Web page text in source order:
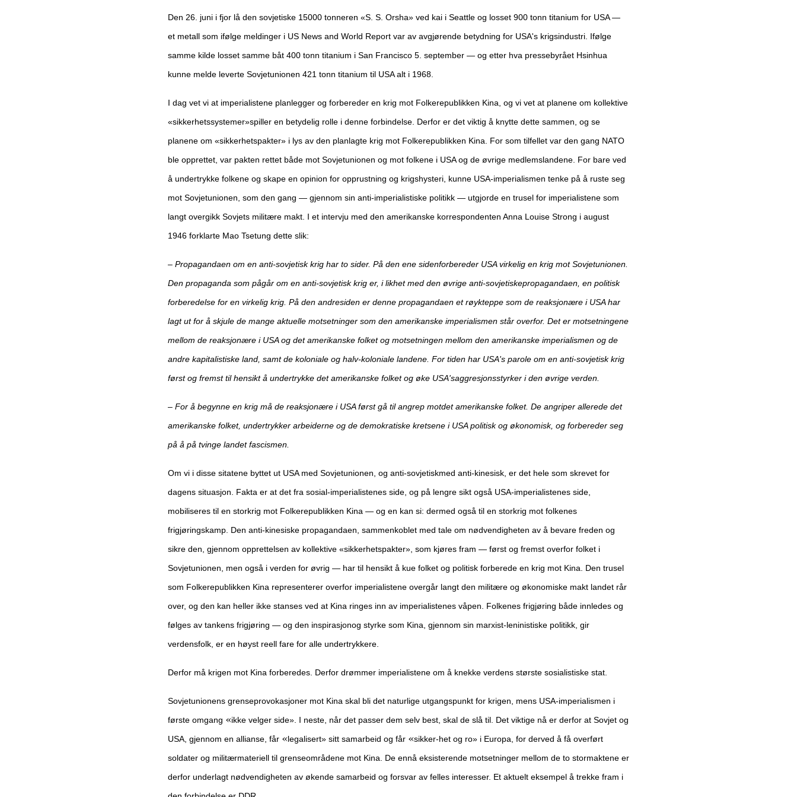
Den 26. juni i fjor lå den sovjetiske 15000 tonneren «S. S. Orsha» ved kai i Seattle og losset 900 tonn titanium for USA —
et metall som ifølge meldinger i US News and World Report var av avgjørende betydning for USA's krigsindustri. Ifølge
samme kilde losset samme båt 400 tonn titanium i San Francisco 5. september — og etter hva pressebyrået Hsinhua
kunne melde leverte Sovjetunionen 421 tonn titanium til USA alt i 1968.
I dag vet vi at imperialistene planlegger og forbereder en krig mot Folkerepublikken Kina, og vi vet at planene om kollektive
«sikkerhetssystemer»spiller en betydelig rolle i denne forbindelse. Derfor er det viktig å knytte dette sammen, og se
planene om «sikkerhetspakter» i lys av den planlagte krig mot Folkerepublikken Kina. For som tilfellet var den gang NATO
ble opprettet, var pakten rettet både mot Sovjetunionen og mot folkene i USA og de øvrige medlemslandene. For bare ved
å undertrykke folkene og skape en opinion for opprustning og krigshysteri, kunne USA-imperialismen tenke på å ruste seg
mot Sovjetunionen, som den gang — gjennom sin anti-imperialistiske politikk — utgjorde en trusel for imperialistene som
langt overgikk Sovjets militære makt. I et intervju med den amerikanske korrespondenten Anna Louise Strong i august
1946 forklarte Mao Tsetung dette slik:
– Propagandaen om en anti-sovjetisk krig har to sider. På den ene sidenforbereder USA virkelig en krig mot Sovjetunionen.
Den propaganda som pågår om en anti-sovjetisk krig er, i likhet med den øvrige anti-sovjetiskepropagandaen, en politisk
forberedelse for en virkelig krig. På den andresiden er denne propagandaen et røykteppe som de reaksjonære i USA har
lagt ut for å skjule de mange aktuelle motsetninger som den amerikanske imperialismen står overfor. Det er motsetningene
mellom de reaksjonære i USA og det amerikanske folket og motsetningen mellom den amerikanske imperialismen og de
andre kapitalistiske land, samt de koloniale og halv-koloniale landene. For tiden har USA's parole om en anti-sovjetisk krig
først og fremst til hensikt å undertrykke det amerikanske folket og øke USA'saggresjonsstyrker i den øvrige verden.
– For å begynne en krig må de reaksjonære i USA først gå til angrep motdet amerikanske folket. De angriper allerede det
amerikanske folket, undertrykker arbeiderne og de demokratiske kretsene i USA politisk og økonomisk, og forbereder seg
på å på tvinge landet fascismen.
Om vi i disse sitatene byttet ut USA med Sovjetunionen, og anti-sovjetiskmed anti-kinesisk, er det hele som skrevet for
dagens situasjon. Fakta er at det fra sosial-imperialistenes side, og på lengre sikt også USA-imperialistenes side,
mobiliseres til en storkrig mot Folkerepublikken Kina — og en kan si: dermed også til en storkrig mot folkenes
frigjøringskamp. Den anti-kinesiske propagandaen, sammenkoblet med tale om nødvendigheten av å bevare freden og
sikre den, gjennom opprettelsen av kollektive «sikkerhetspakter», som kjøres fram — først og fremst overfor folket i
Sovjetunionen, men også i verden for øvrig — har til hensikt å kue folket og politisk forberede en krig mot Kina. Den trusel
som Folkerepublikken Kina representerer overfor imperialistene overgår langt den militære og økonomiske makt landet rår
over, og den kan heller ikke stanses ved at Kina ringes inn av imperialistenes våpen. Folkenes frigjøring både innledes og
følges av tankens frigjøring — og den inspirasjonog styrke som Kina, gjennom sin marxist-leninistiske politikk, gir
verdensfolk, er en høyst reell fare for alle undertrykkere.
Derfor må krigen mot Kina forberedes. Derfor drømmer imperialistene om å knekke verdens største sosialistiske stat.
Sovjetunionens grenseprovokasjoner mot Kina skal bli det naturlige utgangspunkt for krigen, mens USA-imperialismen i
første omgang «ikke velger side». I neste, når det passer dem selv best, skal de slå til. Det viktige nå er derfor atSovjet og
USA, gjennom en allianse, får «legalisert» sitt samarbeid og får «sikker-het og ro» i Europa, for derved å få overført
soldater og militærmateriell tilgrenseområdene mot Kina. De ennå eksisterende motsetninger mellom de tostormaktene er
derfor underlagt nødvendigheten av økende samarbeid og forsvar av felles interesser. Et aktuelt eksempel å trekke fram i